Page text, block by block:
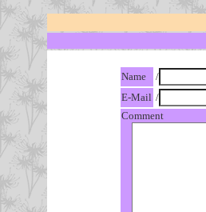
Name
/
E-Mail /
Comment